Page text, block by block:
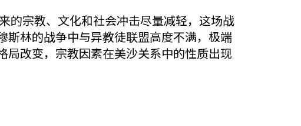
的宗教、文化和社会冲击尽量减轻，这场战
林的战争中与异教徒联盟高度不满，极端
改变，宗教因素在美沙关系中的性质出现